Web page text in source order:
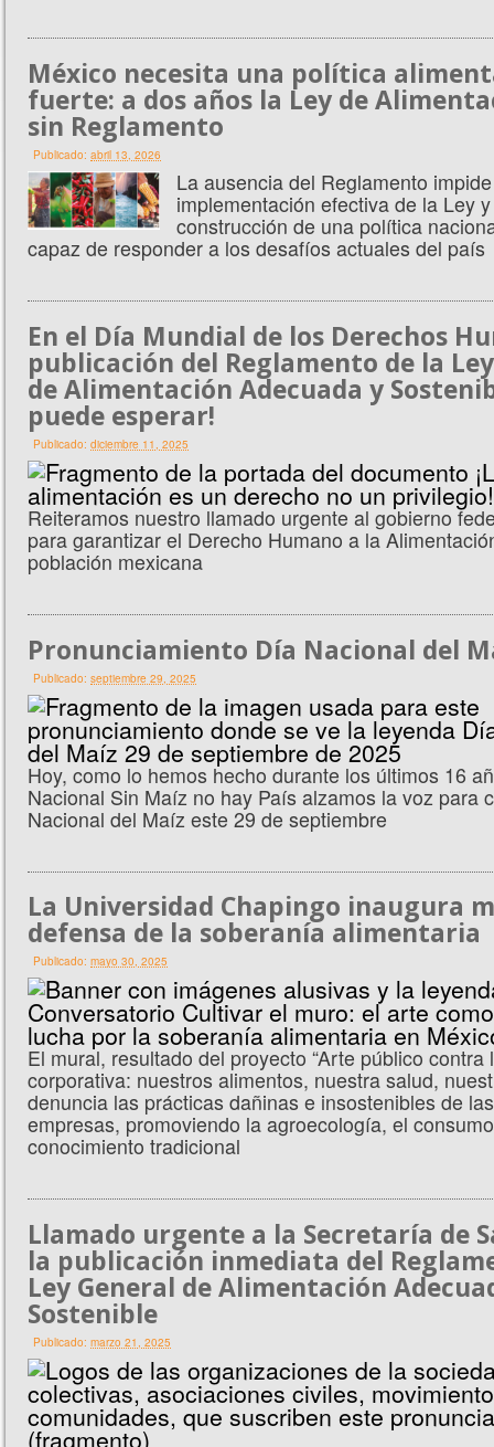
México necesita una política
fuerte: a dos años la Ley de
sin Reglamento
Publicado: abril 13, 2026
La ausencia del Reglamento
implementación efectiva de la Ley
construcción de una política
capaz de responder a los desafíos actuales del país
En el Día Mundial de los Derechos
publicación del Reglamento de la
de Alimentación Adecuada y
puede esperar!
Publicado: diciembre 11, 2025
Reiteramos nuestro llamado urgente al gobierno
para garantizar el Derecho Humano a la
población mexicana
Pronunciamiento Día Nacional del
Publicado: septiembre 29, 2025
Hoy, como lo hemos hecho durante los últimos 16
Nacional Sin Maíz no hay País alzamos la voz para
Nacional del Maíz este 29 de septiembre
La Universidad Chapingo inaugura
defensa de la soberanía alimentaria
Publicado: mayo 30, 2025
El mural, resultado del proyecto “Arte público contra
corporativa: nuestros alimentos, nuestra salud,
denuncia las prácticas dañinas e insostenibles de
empresas, promoviendo la agroecología, el
conocimiento tradicional
Llamado urgente a la Secretaría de
la publicación inmediata del
Ley General de Alimentación
Sostenible
Publicado: marzo 21, 2025